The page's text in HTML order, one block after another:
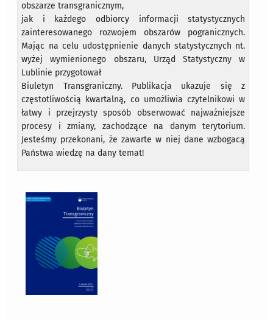
obszarze transgranicznym,
jak i każdego odbiorcy informacji statystycznych
zainteresowanego rozwojem obszarów pogranicznych.
Mając na celu udostępnienie danych statystycznych nt.
wyżej wymienionego obszaru, Urząd Statystyczny w
Lublinie przygotował
Biuletyn Transgraniczny. Publikacja ukazuje się z
częstotliwością kwartalną, co umożliwia czytelnikowi w
łatwy i przejrzysty sposób obserwować najważniejsze
procesy i zmiany, zachodzące na danym terytorium.
Jesteśmy przekonani, że zawarte w niej dane wzbogacą
Państwa wiedzę na dany temat!